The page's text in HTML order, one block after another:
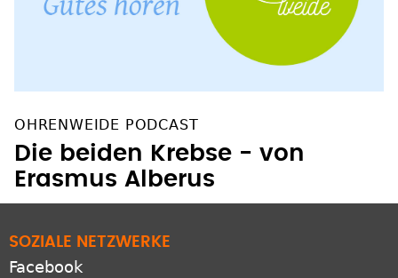
OHRENWEIDE PODCAST
Die beiden Krebse - von
Erasmus Alberus
SOZIALE NETZWERKE
Facebook